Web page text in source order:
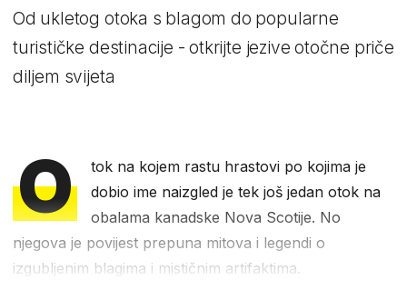
Od ukletog otoka s blagom do popularne
turističke destinacije - otkrijte jezive otočne priče
diljem svijeta
O
tok na kojem rastu hrastovi po kojima je
dobio ime naizgled je tek još jedan otok na
obalama kanadske Nova Scotije. No
njegova je povijest prepuna mitova i legendi o
izgubljenim blagima i mističnim artifaktima.